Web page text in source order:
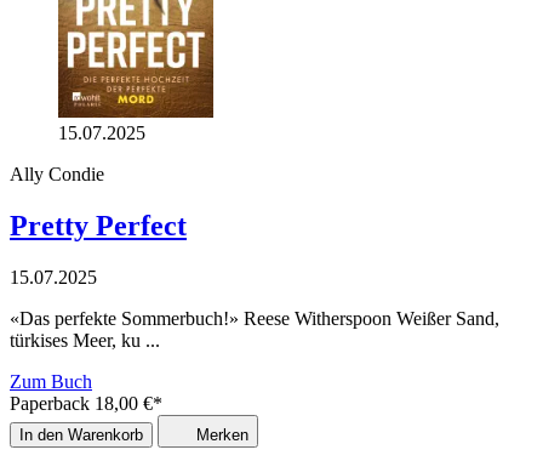
15.07.2025
Ally Condie
Pretty Perfect
15.07.2025
«Das perfekte Sommerbuch!» Reese Witherspoon Weißer Sand,
türkises Meer, ku ...
Zum Buch
Paperback 18,00 €*
In den Warenkorb Merken